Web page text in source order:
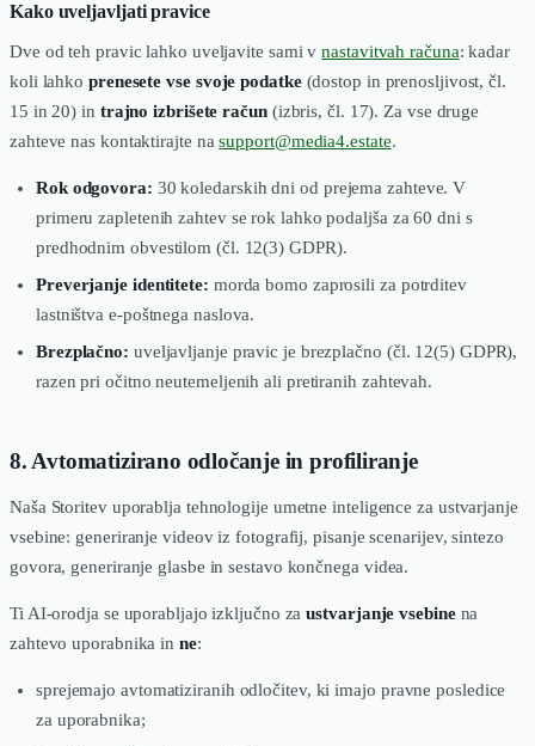
Kako uveljavljati pravice
Dve od teh pravic lahko uveljavite sami v nastavitvah računa: kadar
koli lahko prenesete vse svoje podatke(dostop in prenosljivost, čl.
15 in 20) in trajno izbrišete račun(izbris, čl. 17). Za vse druge
zahteve nas kontaktirajte na support@media4.estate.
Rok odgovora: 30 koledarskih dni od prejema zahteve. V
primeru zapletenih zahtev se rok lahko podaljša za 60 dni s
predhodnim obvestilom (čl. 12(3) GDPR).
Preverjanje identitete: morda bomo zaprosili za potrditev
lastništva e-poštnega naslova.
Brezplačno: uveljavljanje pravic je brezplačno (čl. 12(5) GDPR),
razen pri očitno neutemeljenih ali pretiranih zahtevah.
8. Avtomatizirano odločanje in profiliranje
Naša Storitev uporablja tehnologije umetne inteligence za ustvarjanje
vsebine: generiranje videov iz fotografij, pisanje scenarijev, sintezo
govora, generiranje glasbe in sestavo končnega videa.
Ti AI-orodja se uporabljajo izključno zaustvarjanje vsebinena
zahtevo uporabnika inne:
sprejemajo avtomatiziranih odločitev, ki imajo pravne posledice
za uporabnika;